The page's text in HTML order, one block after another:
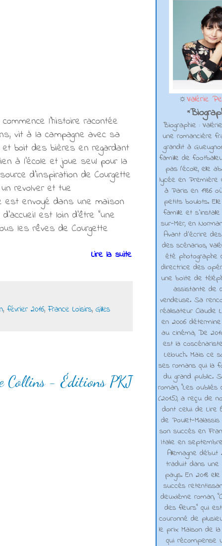
l'histoire racontée
vit à la campagne avec sa
boit des bières en regardant
à l'école et joue seul pour la
d'inspiration de Courgette
revolver et tue
est envoyé dans une maison
est loin d'être "une
les rêves de Courgette
Lire la suite
, février 2016,France Loisirs, Gilles
Collins - Éditions PKJ
☼Valérie
*
Biographie :
une romancière
grandit à
famille de
pas l'école, elle
lycée en
à Paris en 1986
petits boulots.
famille et
sur-Mer, en
Avant d’écrire
des scénarios,
été photographe
directrice des
une boite de
assistante de
vendeuse. Sa
réalisateur Claude
en 2006
au cinéma, De
est la
Lelouch. Mais ce
ses romans qui la
du grand public.
roman, "Les oubliés
(2015), a reçu de
dont celui de Lire
de Poulet-
son succès en
Italie en
Allemagne début
traduit dans une
pays. En 2018
succès
deuxième roman,
des fleurs" qui
couronné de
le prix Maison de la
qui récompense